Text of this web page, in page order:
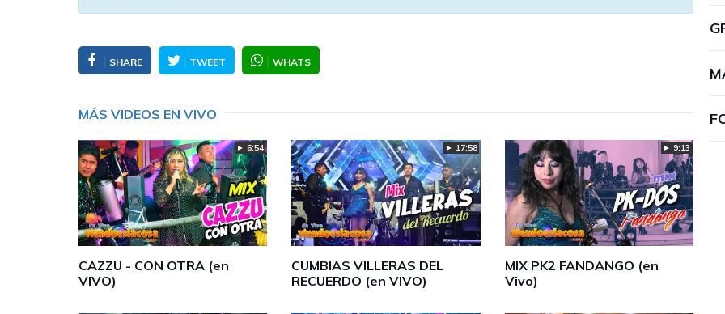
SHARE TWEET WHATS
MÁS VIDEOS EN VIVO
► 6:54
CAZZU - CON OTRA (en
VIVO)
► 17:58
CUMBIAS VILLERAS DEL
RECUERDO (en VIVO)
► 9:13
MIX PK2 FANDANGO (en
Vivo)